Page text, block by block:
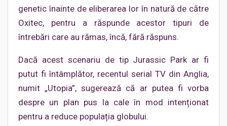
genetic înainte de eliberarea lor în natură de către
Oxitec, pentru a răspunde acestor tipuri de
întrebări care au rămas, încă, fără răspuns.
Dacă acest scenariu de tip Jurassic Park ar fi
putut fi întâmplător, recentul serial TV din Anglia,
numit „Utopia”, sugerează că ar putea fi vorba
despre un plan pus la cale în mod intenționat
pentru a reduce populația globului.